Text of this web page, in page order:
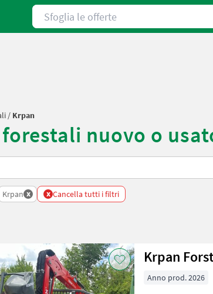
Sfoglia le offerte
/ Krpan
nuovo o
Krpan x x Cancella tutti i filtri
Krpan
Anno prod. 2026